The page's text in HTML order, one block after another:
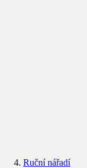
Ruční nářadí